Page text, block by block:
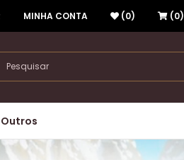
MINHA CONTA (0) (0)
Outros